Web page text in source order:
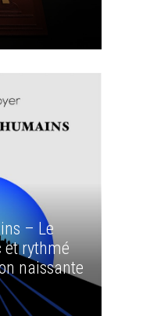
– Le
et rythmé
naissante